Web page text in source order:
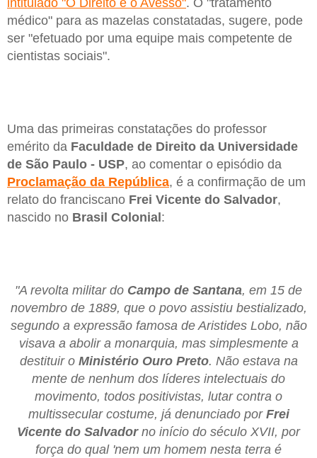
médico" para as mazelas constatadas, sugere, pode
ser "efetuado por uma equipe mais competente de
cientistas sociais".
Uma das primeiras constatações do professor
emérito da Faculdade de Direito da Universidade
de São Paulo - USP, ao comentar o episódio da
Proclamação da República, é a confirmação de um
relato do franciscano Frei Vicente do Salvador,
nascido no Brasil Colonial:
"A revolta militar do Campo de Santana, em 15 de
novembro de 1889, que o povo assistiu bestializado,
segundo a expressão famosa de Aristides Lobo, não
visava a abolir a monarquia, mas simplesmente a
destituir o Ministério Ouro Preto. Não estava na
mente de nenhum dos líderes intelectuais do
movimento, todos positivistas, lutar contra o
multissecular costume, já denunciado por Frei
Vicente do Salvadorno início do século XVII, por
força do qual 'nem um homem nesta terra é